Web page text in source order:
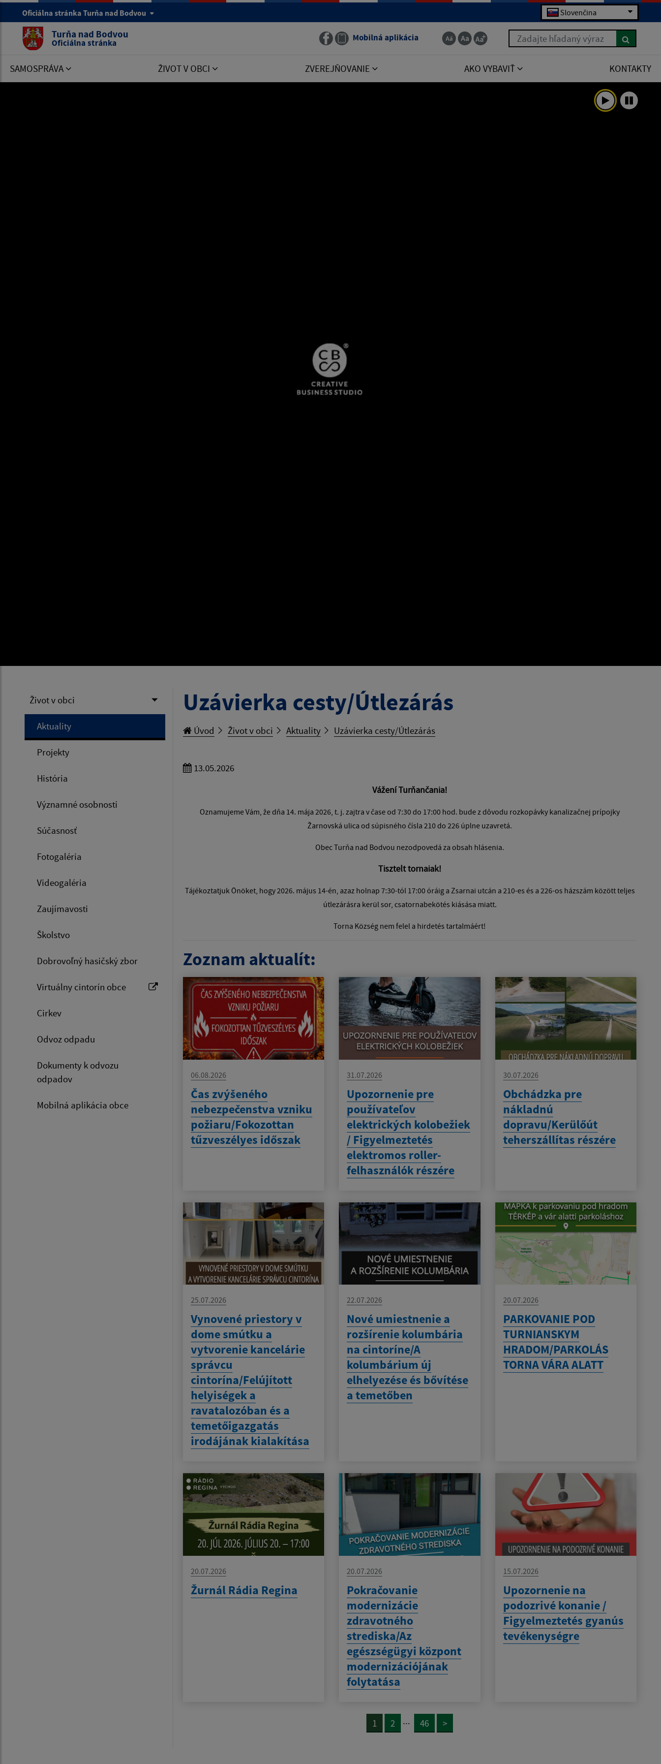
Oficiálna stránka Turňa nad Bodvou Slovenčina
Turňa nad Bodvou
Oficiálna stránka Mobilná aplikácia Zadajte hľadaný výraz
SAMOSPRÁVA ŽIVOT V OBCI ZVEREJŇOVANIE AKO VYBAVIŤ KONTAKTY
Život v obci
Aktuality
Projekty
História
Významné osobnosti
Súčasnosť
Fotogaléria
Videogaléria
Zaujímavosti
Školstvo
Dobrovoľný hasičský zbor
Virtuálny cintorín obce
Cirkev
Odvoz odpadu
Dokumenty k odvozu
odpadov
Mobilná aplikácia obce
Uzávierka cesty/Útlezárás
Úvod Život v obci Aktuality Uzávierka cesty/Útlezárás
13.05.2026
Vážení Turňančania!
Oznamujeme Vám, že dňa 14. mája 2026, t. j. zajtra v čase od 7:30 do 17:00 hod. bude z dôvodu rozkopávky kanalizačnej prípojky
Žarnovská ulica od súpisného čísla 210 do 226 úplne uzavretá.
Obec Turňa nad Bodvou nezodpovedá za obsah hlásenia.
Tisztelt tornaiak!
Tájékoztatjuk Önöket, hogy 2026. május 14-én, azaz holnap 7:30-tól 17:00 óráig a Zsarnai utcán a 210-es és a 226-os házszám között teljes
útlezárásra kerül sor, csatornabekötés kiásása miatt.
Torna Község nem felel a hirdetés tartalmáért!
Zoznam aktualít:
06.08.2026
Čas zvýšeného
nebezpečenstva vzniku
požiaru/Fokozottan
tűzveszélyes időszak
31.07.2026
Upozornenie pre
používateľov
elektrických kolobežiek
/ Figyelmeztetés
elektromos roller-
felhasználók részére
30.07.2026
Obchádzka pre
nákladnú
dopravu/Kerülőút
teherszállítas részére
25.07.2026
Vynovené priestory v
dome smútku a
vytvorenie kancelárie
správcu
cintorína/Felújított
helyiségek a
ravatalozóban és a
temetőigazgatás
irodájának kialakítása
22.07.2026
Nové umiestnenie a
rozšírenie kolumbária
na cintoríne/A
kolumbárium új
elhelyezése és bővítése
a temetőben
20.07.2026
PARKOVANIE POD
TURNIANSKYM
HRADOM/PARKOLÁS
TORNA VÁRA ALATT
20.07.2026
Žurnál Rádia Regina
20.07.2026
Pokračovanie
modernizácie
zdravotného
strediska/Az
egészségügyi központ
modernizációjának
folytatása
15.07.2026
Upozornenie na
podozrivé konanie /
Figyelmeztetés gyanús
tevékenységre
1 2 ... 46 >